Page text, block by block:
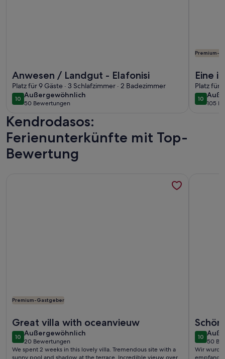
Anwesen / Landgut - Elafonisi
Platz für 9 Gäste · 3 Schlafzimmer · 2 Badezimmer
1010 von 10
Außergewöhnlich
außergewöhnlich
50 Bewertungen
(50
bewertungen)
Premium-
Eine
Platz für
1010 von
105
(105
Kendrodasos:
Ferienunterkünfte mit Top-
Bewertung
Premium-Gastgeber
Great villa with oceanvieuw
1010 von 10
Außergewöhnlich
außergewöhnlich
20 Bewertungen
(20
bewertungen)
We spent 2 weeks in this lovely villa. Tremendous site with a
Weitere Infos zu Neues Haus Villa Harmony -
1010 von
50
(50
Wir